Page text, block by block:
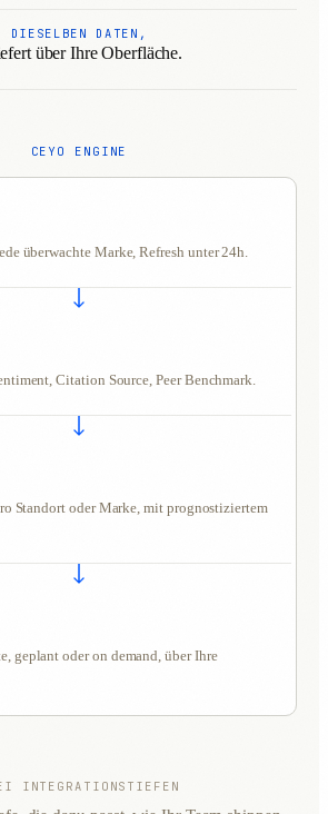
DIESELBEN DATEN,
über Ihre Oberfläche.
CEYO ENGINE
überwachte Marke, Refresh unter 24h.
Citation Source, Peer Benchmark.
Standort oder Marke, mit prognostiziertem
geplant oder on demand, über Ihre
INTEGRATIONSTIEFEN